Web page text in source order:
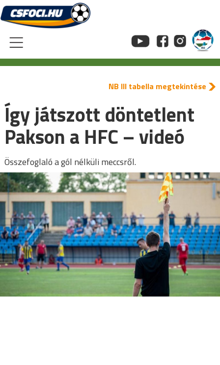
Skip
to
content
NB III tabella megtekintése
Így játszott döntetlent
Pakson a HFC – videó
Összefoglaló a gól nélküli meccsről.